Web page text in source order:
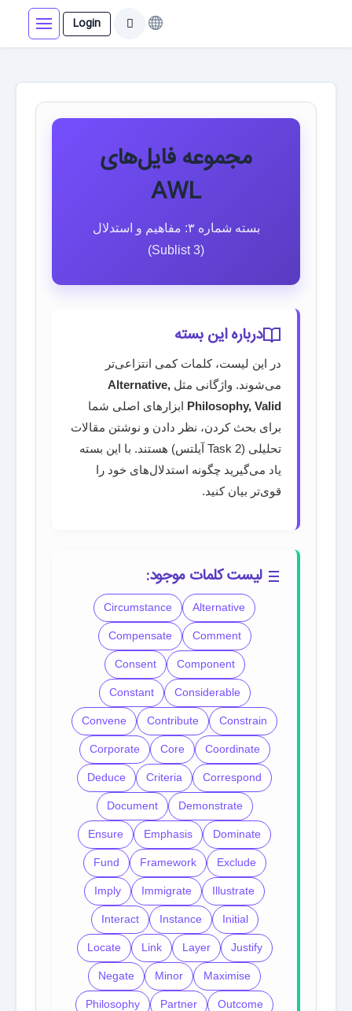
Login
مجموعه فایل‌های
AWL
بسته شماره ۳: مفاهیم و استدلال
(Sublist 3)
درباره این بسته
در این لیست، کلمات کمی انتزاعی‌تر
می‌شوند. واژگانی مثل Alternative,
Philosophy, Valid ابزارهای اصلی شما
برای بحث کردن، نظر دادن و نوشتن مقالات
تحلیلی (Task 2 آیلتس) هستند. با این بسته
یاد می‌گیرید چگونه استدلال‌های خود را
قوی‌تر بیان کنید.
لیست کلمات موجود:
Alternative
Circumstance
Comment
Compensate
Component
Consent
Considerable
Constant
Constrain
Contribute
Convene
Coordinate
Core
Corporate
Correspond
Criteria
Deduce
Demonstrate
Document
Dominate
Emphasis
Ensure
Exclude
Framework
Fund
Illustrate
Immigrate
Imply
Initial
Instance
Interact
Justify
Layer
Link
Locate
Maximise
Minor
Negate
Outcome
Partner
Philosophy